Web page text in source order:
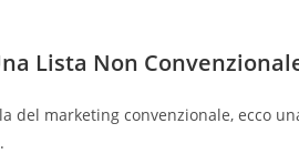
Lista Non
del marketing convenzionale, ecco